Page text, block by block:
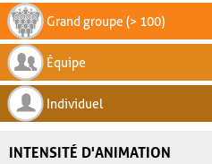
Grand groupe (> 100)
Équipe
Individuel
INTENSITÉ D'ANIMATION